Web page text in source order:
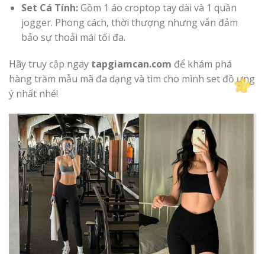
Set Cá Tính:Gồm 1 áo croptop tay dài và 1 quần
jogger. Phong cách, thời thượng nhưng vẫn đảm
bảo sự thoải mái tối đa.
Hãy truy cập ngay tapgiamcan.com để khám phá
hàng trăm mẫu mã đa dạng và tìm cho mình set đồ ưng
ý nhất nhé!